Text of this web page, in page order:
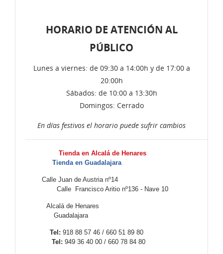
HORARIO DE ATENCIÓN AL
PÚBLICO
Lunes a viernes: de 09:30 a 14:00h y de 17:00 a
20:00h
Sábados: de 10:00 a 13:30h
Domingos: Cerrado
En días festivos el horario puede sufrir cambios
Tienda en Alcalá de Henares
Tienda en Guadalajara
Calle Juan de Austria nº14
Calle Francisco Aritio nº136 - Nave 10
Alcalá de Henares
Guadalajara
Tel: 918 88 57 46 / 660 51 89 80
Tel: 949 36 40 00 / 660 78 84 80